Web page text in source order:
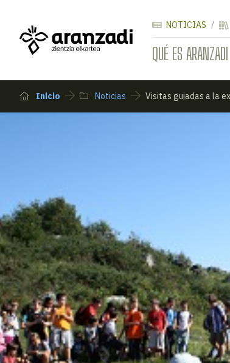
QUÉ ES ARANZADI
NOTICIAS
Inicio Noticias Visitas guiadas a la